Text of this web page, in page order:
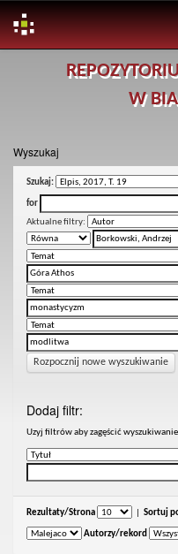
W
Wyszukaj
Szukaj:
for
Aktualne filtry:
Rozpocznij nowe wyszukiwanie
Dodaj filtr:
Uzyj filtrów aby zagęścić
Rezultaty/Strona Sortuj
Autorzy/rekord